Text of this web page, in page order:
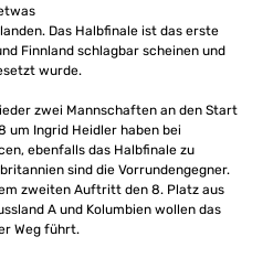
Das Halbfinale ist das erste
Finnland schlagbar scheinen und
wurde.
zwei Mannschaften an den Start
um Ingrid Heidler haben bei
ebenfalls das Halbfinale zu
sind die Vorrundengegner.
zweiten Auftritt den 8. Platz aus
A und Kolumbien wollen das
Weg führt.